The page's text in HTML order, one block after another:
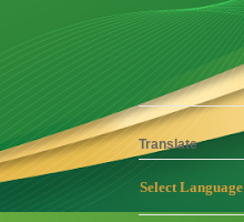
Translate
Select Language